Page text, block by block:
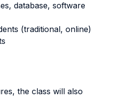
database, software
(traditional, online)
the class will also